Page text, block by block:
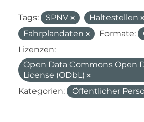
Tags: SPNV
Haltestellen
Fahrplandaten
Formate:
Lizenzen:
Open Data Commons Open
License (ODbL)
Kategorien:
Öffentlicher